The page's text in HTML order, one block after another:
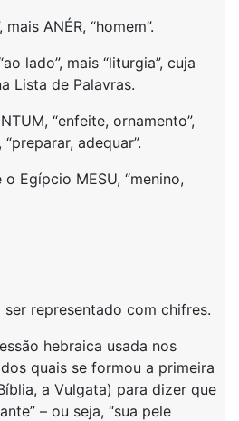
ANÉR, “homem”.
lado”, mais “liturgia”, cuja
Lista de Palavras.
“enfeite, ornamento”,
adequar”.
Egípcio MESU, “menino,
ser representado com chifres.
hebraica usada nos
quais se formou a primeira
a Vulgata) para dizer que
– ou seja, “sua pele